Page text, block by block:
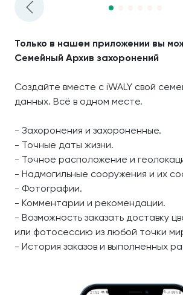
Только в нашем приложении вы
Семейный Архив захоронений
Создайте вместе с iWALY свой
данных. Всё в одном месте.
- Захоронения и захороненные.
- Точные даты жизни.
- Точное расположение и
- Надмогильные сооружения и их
- Фотографии.
- Комментарии и рекомендации.
- Возможность заказать доставку
или фотосессию из любой точки
- История заказов и выполненных